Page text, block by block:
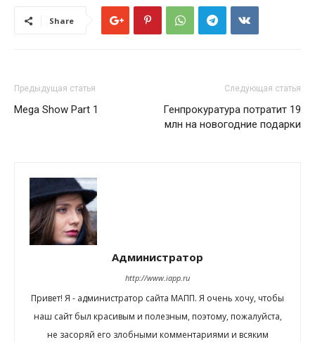
Share
Предыдущая статья
Mega Show Part 1
Следующая статья
Генпрокуратура потратит 19
млн на новогодние подарки
Администратор
http://www.iapp.ru
Привет! Я - администратор сайта МАПП. Я очень хочу, чтобы
наш сайт был красивым и полезным, поэтому, пожалуйста,
не засоряй его злобными комментариями и всяким